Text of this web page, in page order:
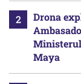
Drona
Ministerul
Maya